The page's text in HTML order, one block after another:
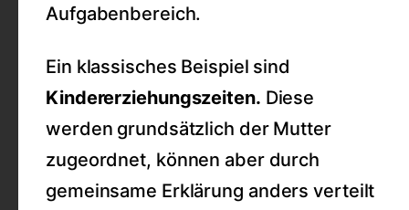
Aufgabenbereich.
Ein klassisches Beispiel sind
Kindererziehungszeiten. Diese
werden grundsätzlich der Mutter
zugeordnet, können aber durch
gemeinsame Erklärung anders verteilt